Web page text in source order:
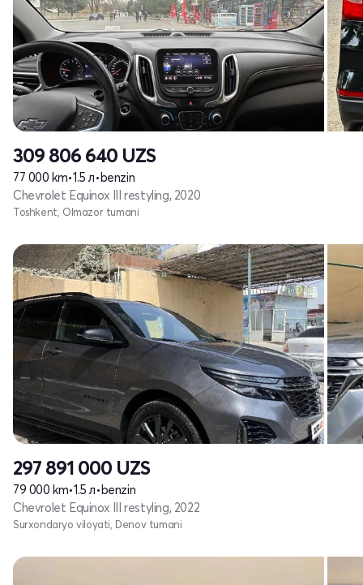
309 806 640 UZS
77 000 km•1.5 л•benzin
Chevrolet Equinox III restyling, 2020
Toshkent, Olmazor tumani
297 891 000 UZS
79 000 km•1.5 л•benzin
Chevrolet Equinox III restyling, 2022
Surxondaryo viloyati, Denov tumani